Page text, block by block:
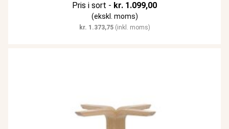
Pris i sort - kr. 1.099,00
(ekskl. moms)
kr. 1.373,75(inkl. moms)